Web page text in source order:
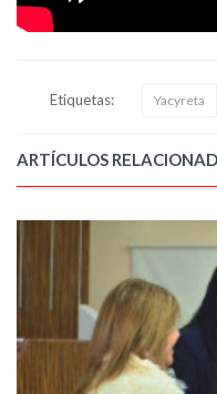
Etiquetas: Yacyreta
ARTÍCULOS